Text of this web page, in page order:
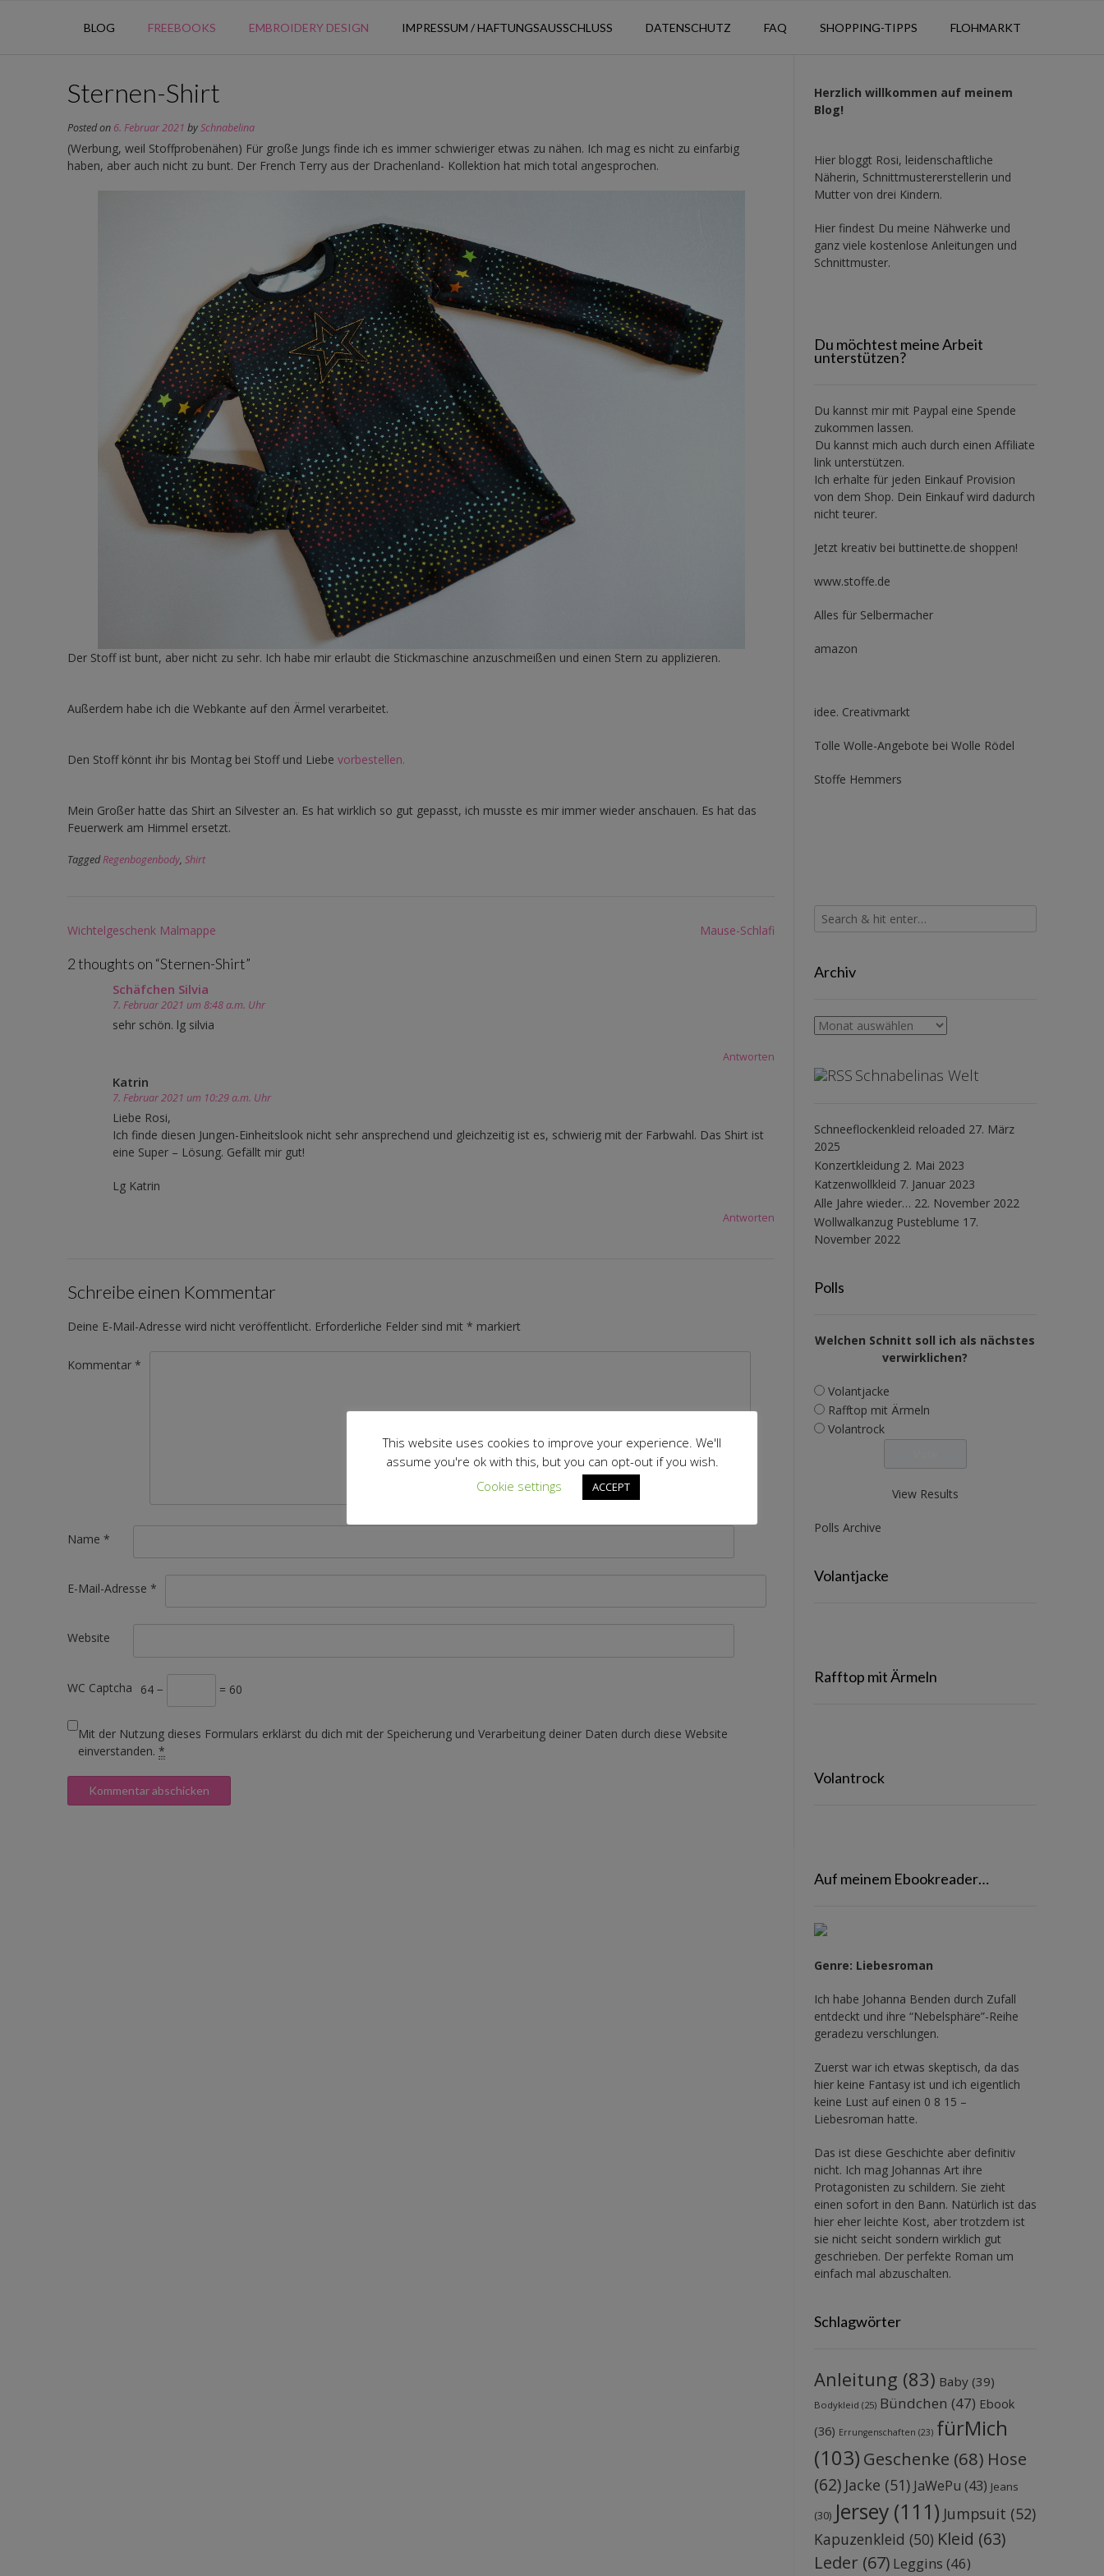
BLOG FREEBOOKS EMBROIDERY DESIGN IMPRESSUM / HAFTUNGSAUSSCHLUSS DATENSCHUTZ FAQ SHOPPING-TIPPS FLOHMARKT
Sternen-Shirt
Posted on 6. Februar 2021 bySchnabelina
(Werbung, weil Stoffprobenähen) Für große Jungs finde ich es immer schwieriger etwas zu nähen. Ich mag es nicht zu einfarbig
haben, aber auch nicht zu bunt. Der French Terry aus der Drachenland- Kollektion hat mich total angesprochen.
Der Stoff ist bunt, aber nicht zu sehr. Ich habe mir erlaubt die Stickmaschine anzuschmeißen und einen Stern zu applizieren.
Außerdem habe ich die Webkante auf den Ärmel verarbeitet.
Den Stoff könnt ihr bis Montag bei Stoff und Liebe vorbestellen.
Mein Großer hatte das Shirt an Silvester an. Es hat wirklich so gut gepasst, ich musste es mir immer wieder anschauen. Es hat das
Feuerwerk am Himmel ersetzt.
TaggedRegenbogenbody, Shirt
Post
Wichtelgeschenk Malmappe Mause-Schlafi
2 thoughts on “Sternen-Shirt”
Schäfchen Silvia
7. Februar 2021 um 8:48 a.m. Uhr
sehr schön. lg silvia
Antworten
Katrin
7. Februar 2021 um 10:29 a.m. Uhr
Liebe Rosi,
Ich finde diesen Jungen-Einheitslook nicht sehr ansprechend und gleichzeitig ist es, schwierig mit der Farbwahl. Das Shirt ist
eine Super – Lösung. Gefällt mir gut!
Lg Katrin
Antworten
Schreibe einen Kommentar
Deine E-Mail-Adresse wird nicht veröffentlicht. Erforderliche Felder sind mit * markiert
Kommentar *
Name *
E-Mail-Adresse *
Website
WC Captcha 64 − = 60
Mit der Nutzung dieses Formulars erklärst du dich mit der Speicherung und Verarbeitung deiner Daten durch diese Website
einverstanden. *
Herzlich willkommen auf meinem
Blog!
Hier bloggt Rosi, leidenschaftliche
Näherin, Schnittmustererstellerin und
Mutter von drei Kindern.
Hier findest Du meine Nähwerke und
ganz viele kostenlose Anleitungen und
Schnittmuster.
Du möchtest meine Arbeit
unterstützen?
Du kannst mir mit Paypal eine Spende
zukommen lassen.
Du kannst mich auch durch einen Affiliate
link unterstützen.
Ich erhalte für jeden Einkauf Provision
von dem Shop. Dein Einkauf wird dadurch
nicht teurer.
Jetzt kreativ bei buttinette.de shoppen!
www.stoffe.de
Alles für Selbermacher
amazon
idee. Creativmarkt
Tolle Wolle-Angebote bei Wolle Rödel
Stoffe Hemmers
Archiv
Archiv
Schnabelinas Welt
Schneeflockenkleid reloaded 27. März
2025
Konzertkleidung 2. Mai 2023
Katzenwollkleid 7. Januar 2023
Alle Jahre wieder… 22. November 2022
Wollwalkanzug Pusteblume 17.
November 2022
Polls
Welchen Schnitt soll ich als nächstes
verwirklichen?
Volantjacke
Rafftop mit Ärmeln
Volantrock
View Results
Polls Archive
Volantjacke
Rafftop mit Ärmeln
Volantrock
Auf meinem Ebookreader…
Genre: Liebesroman
Ich habe Johanna Benden durch Zufall
entdeckt und ihre “Nebelsphäre”-Reihe
geradezu verschlungen.
Zuerst war ich etwas skeptisch, da das
hier keine Fantasy ist und ich eigentlich
keine Lust auf einen 0 8 15 –
Liebesroman hatte.
Das ist diese Geschichte aber definitiv
nicht. Ich mag Johannas Art ihre
Protagonisten zu schildern. Sie zieht
einen sofort in den Bann. Natürlich ist das
hier eher leichte Kost, aber trotzdem ist
sie nicht seicht sondern wirklich gut
geschrieben. Der perfekte Roman um
einfach mal abzuschalten.
Schlagwörter
Anleitung (83) Baby(39)
Bodykleid (25) Bündchen (47) Ebook
(36) Errungenschaften (23) fürMich
(103) Geschenke (68) Hose
(62) Jacke (51) JaWePu (43) Jeans
(30) Jersey(111) Jumpsuit (52)
Kapuzenkleid (50) Kleid (63)
Leder (67) Leggins (46)
This website uses cookies to improve your experience. We'll
assume you're ok with this, but you can opt-out if you wish.
Cookie settings
ACCEPT